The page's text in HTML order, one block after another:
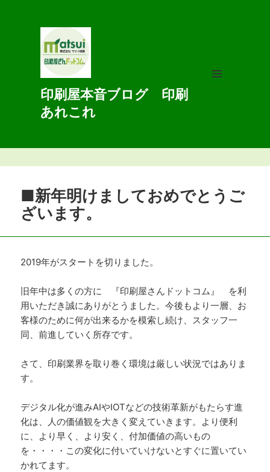
印刷屋本音ブログ 印刷
あれこれ
■新年明けましておめでとうご
ざいます。
2019年がスタートを切りました。
旧年中は多くの方に 『印刷屋さんドットコム』 を利
用いただき誠にありがとうました。今後もより一層、お
客様のために何が出来るかを模索し続け、スタッフ一
同、前進していく所存です。
さて、印刷業界を取り巻く環境は厳しい状況ではありま
す。
デジタル化が進みAIやIOTなどの技術革新がもたらす進
化は、人の価値観を大きく変えていきます。より便利
に、より早く、より安く、付加価値の高いもの
を・・・・この変化に付いていけないとすぐに置いてい
かれてます。